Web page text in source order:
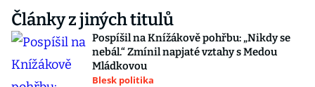
Články z jiných titulů
Pospíšil na Knížákově pohřbu: „Nikdy se
nebál.“ Zmínil napjaté vztahy s Medou
Mládkovou
Blesk politika